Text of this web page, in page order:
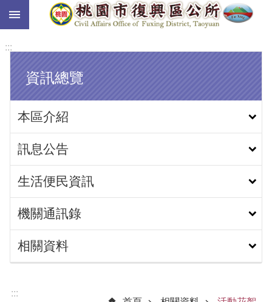
跳到主要內容區塊
:::
資訊總覽
本區介紹
訊息公告
生活便民資訊
機關通訊錄
相關資料
:::